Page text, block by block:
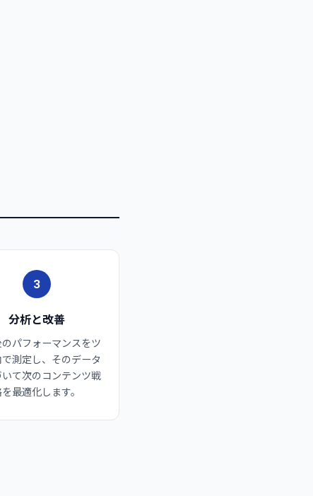
3
分析と改善
のパフォーマンスをツ
測定し、そのデータ
いて次のコンテンツ戦
を最適化します。